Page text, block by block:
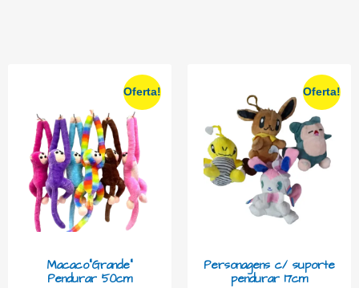
Oferta!
Macaco”Grande”
Pendurar 50cm
Oferta!
Personagens c/ suporte
pendurar 17cm